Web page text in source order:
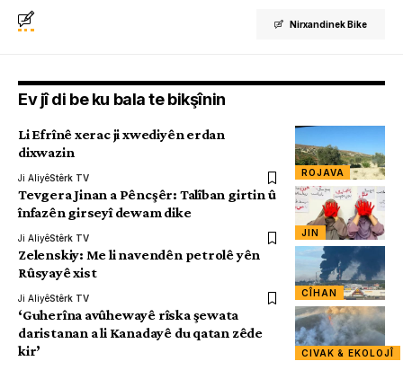
Nirxandinek Bike
Ev jî di be ku bala te bikşînin
ROJAVA
Li Efrînê xerac ji xwediyên erdan
dixwazin
Ji AliyêStêrk TV
JIN
Tevgera Jinan a Pêncşêr: Talîban girtin û
înfazên girseyî dewam dike
Ji AliyêStêrk TV
CÎHAN
Zelenskiy: Me li navendên petrolê yên
Rûsyayê xist
Ji AliyêStêrk TV
CIVAK & EKOLOJÎ
‘Guherîna avûhewayê rîska şewata
daristanan a li Kanadayê du qatan zêde
kir’